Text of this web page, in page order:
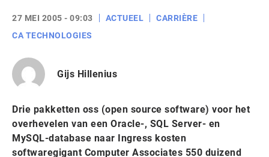
27 MEI 2005 - 09:03 ACTUEEL
CARRIÈRE
CA TECHNOLOGIES
Gijs Hillenius
Drie pakketten oss (open source software) voor het
overhevelen van een Oracle-, SQL Server- en
MySQL-database naar Ingress kosten
softwaregigant Computer Associates 550 duizend